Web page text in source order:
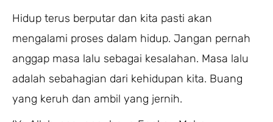
Hidup terus berputar dan kita pasti akan
mengalami proses dalam hidup. Jangan pernah
anggap masa lalu sebagai kesalahan. Masa lalu
adalah sebahagian dari kehidupan kita. Buang
yang keruh dan ambil yang jernih.